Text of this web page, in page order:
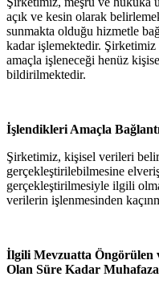
açık ve kesin olarak
sunmakta olduğu hizmetle
kadar işlemektedir.
amaçla işleneceği henüz
bildirilmektedir.
İşlendikleri Amaçla
Şirketimiz, kişisel verileri
gerçekleştirilebilmesine
gerçekleştirilmesiyle ilgili
verilerin işlenmesinden
İlgili Mevzuatta Öngörülen
Olan Süre Kadar